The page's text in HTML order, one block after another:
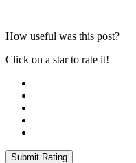
How useful was this post?
Click on a star to rate it!
Submit Rating